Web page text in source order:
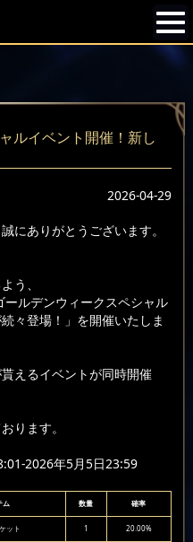
ルイベント開催！新し
2026-04-29
にありがとうございます。
う、
ルデンウィークスペシャル
々登場！」を開催いたしま
えるイベントが同時開催
ります。
2026年5月5日23:59
ム 数量 確率
ット 1 20.00%